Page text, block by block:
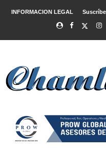
INFORMACION LEGAL